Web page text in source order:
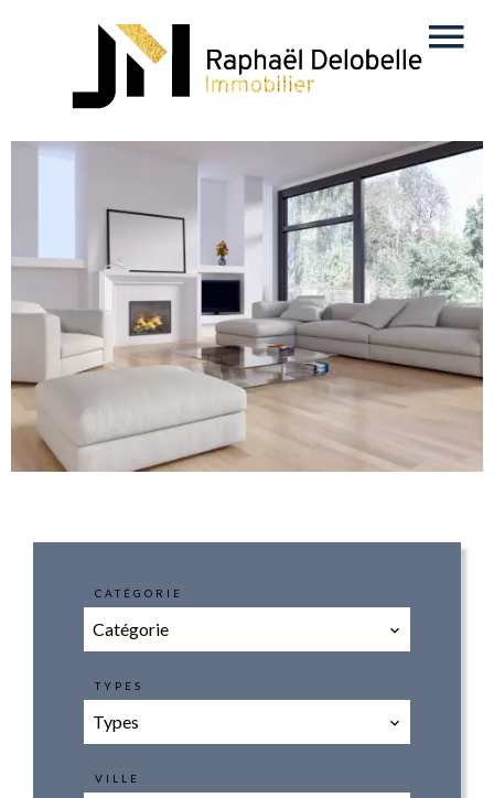
CATÉGORIE
Catégorie
TYPES
Types
VILLE